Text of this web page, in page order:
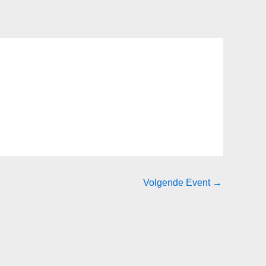
Volgende Event →